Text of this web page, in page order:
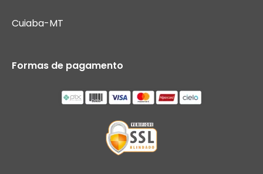
Cuiaba-MT
Formas de pagamento